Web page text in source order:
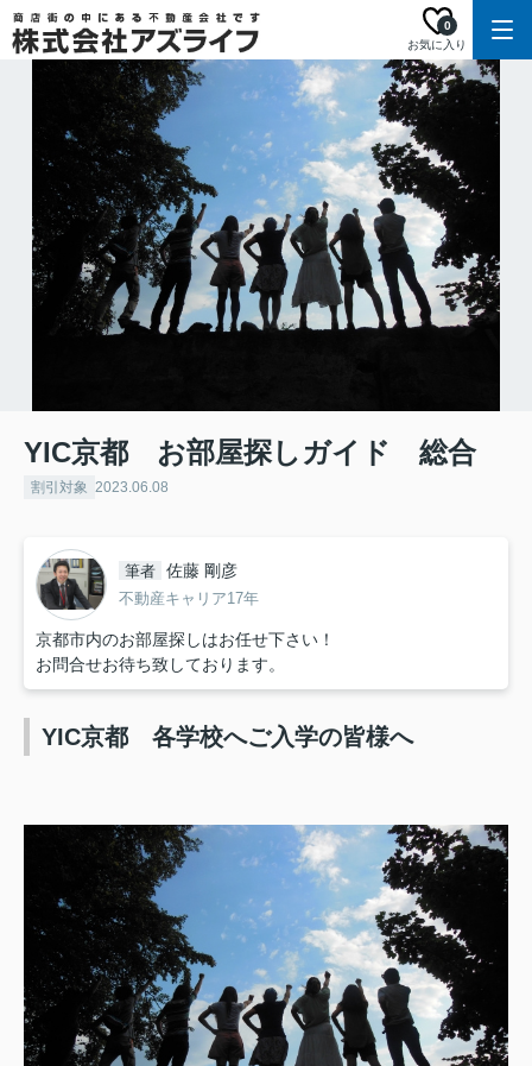
お気に入り
0
YIC京都 お部屋探しガイド 総合
割引対象 2023.06.08
筆者 佐藤 剛彦
不動産キャリア17年
京都市内のお部屋探しはお任せ下さい！
お問合せお待ち致しております。
YIC京都 各学校へご入学の皆様へ